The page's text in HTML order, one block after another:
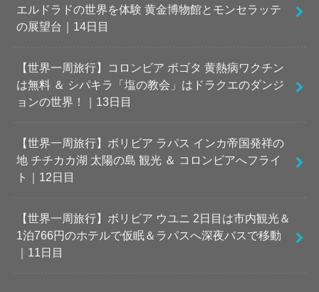
エルドラドの世界を体験 黄金博物館とモンセラッテ
の展望台｜14日目
【世界一周旅行】コロンビア ボゴタ 黄熱病ワクチン
は無料 ＆ シパキラ「塩の教会」はドラクエのダンジ
ョンの世界！｜13日目
【世界一周旅行】ボリビア ラパス インカ帝国発祥の
地 チチカカ湖 太陽の島 観光 ＆ コロンビアへフライ
ト｜12日目
【世界一周旅行】ボリビア ウユニ 2日目は市内観光＆
1泊766円のホテルで仮眠＆ラパスへ深夜バスで移動
｜11日目